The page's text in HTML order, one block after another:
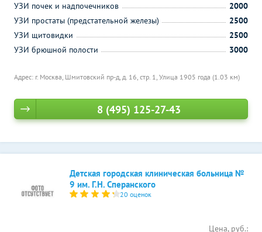
Адрес: г. Москва, Шмитовский пр-д, д. 16, стр. 1, Улица 1905 года (1.03 км)
УЗИ почек и надпочечников
2000
УЗИ простаты (предстательной железы)
2500
УЗИ щитовидки
2500
УЗИ брюшной полости
3000
8 (495) 125-27-43
Детская городская клиническая больница №
9 им. Г.Н. Сперанского
20 оценок
Цена, руб.: